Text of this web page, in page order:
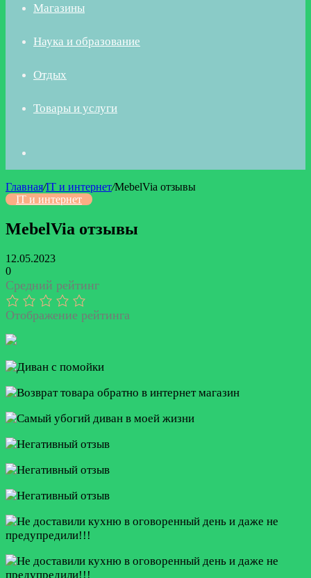
Магазины
Наука и образование
Отдых
Товары и услуги
Главная/IT и интернет/MebelVia отзывы
IT и интернет
MebelVia отзывы
12.05.2023
0
Средний рейтинг
Отображение рейтинга